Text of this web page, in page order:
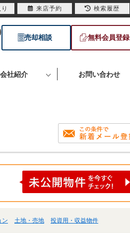
売却相談 無料会員登録
会社紹介 お問い合わせ
ン 土地・売地 投資用・収益物件
来店予約 検索履歴